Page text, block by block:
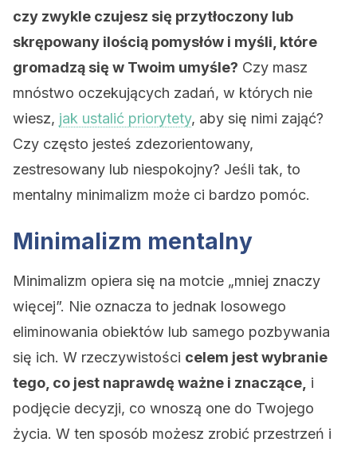
czy zwykle czujesz się przytłoczony lub
skrępowany ilością pomysłów i myśli, które
gromadzą się w Twoim umyśle? Czy masz
mnóstwo oczekujących zadań, w których nie
wiesz, jak ustalić priorytety, aby się nimi zająć?
Czy często jesteś zdezorientowany,
zestresowany lub niespokojny? Jeśli tak, to
mentalny minimalizm może ci bardzo pomóc.
Minimalizm mentalny
Minimalizm opiera się na motcie „mniej znaczy
więcej”. Nie oznacza to jednak losowego
eliminowania obiektów lub samego pozbywania
się ich. W rzeczywistości celem jest wybranie
tego, co jest naprawdę ważne i znaczące, i
podjęcie decyzji, co wnoszą one do Twojego
życia. W ten sposób możesz zrobić przestrzeń i